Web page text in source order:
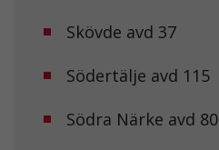
Skövde avd 37
Södertälje avd 115
Södra Närke avd 80